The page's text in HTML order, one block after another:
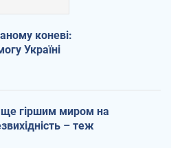
коневі:
Україні
гіршим миром на
– теж